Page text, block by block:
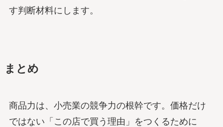
す判断材料にします。
まとめ
商品力は、小売業の競争力の根幹です。価格だけ
ではない「この店で買う理由」をつくるために